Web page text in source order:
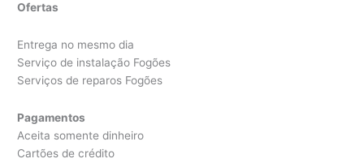
Ofertas
Entrega no mesmo dia
Serviço de instalação Fogões
Serviços de reparos Fogões
Pagamentos
Aceita somente dinheiro
Cartões de crédito